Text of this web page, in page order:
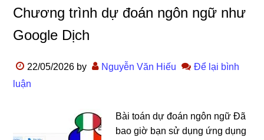
Chương trình dự đoán ngôn ngữ như
Google Dịch
22/05/2026 by Nguyễn Văn Hiếu
Để lại bình
luận
Bài toán dự đoán ngôn ngữ Đã
bao giờ bạn sử dụng ứng dụng